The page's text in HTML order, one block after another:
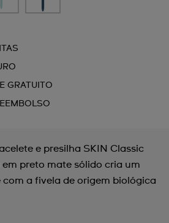
GRATUITO
e presilha SKIN Classic
preto mate sólido cria um
a fivela de origem biológica